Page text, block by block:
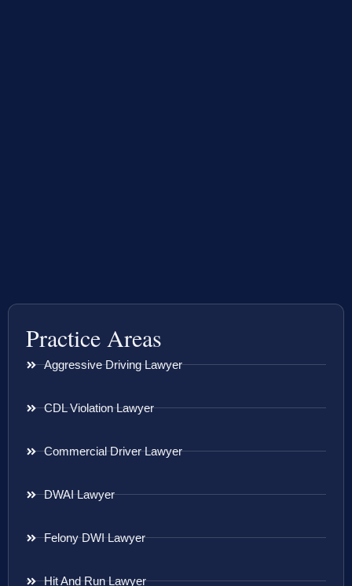
Practice Areas
Aggressive Driving Lawyer
CDL Violation Lawyer
Commercial Driver Lawyer
DWAI Lawyer
Felony DWI Lawyer
Hit And Run Lawyer